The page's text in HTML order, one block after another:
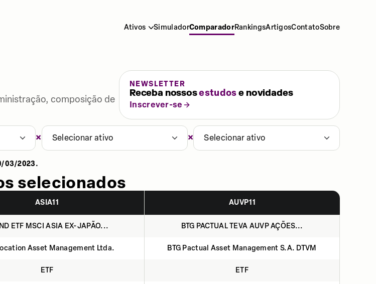
Ativos SimuladorComparadorRankingsArtigosContatoSobre
composição de
NEWSLETTER
Receba nossosestudose novidades
Inscrever-se
× Selecionar ativo × Selecionar ativo
03/2023.
selecionados
ASIA11 AUVP11
ETF MSCI ASIA EX-JAPÃO... BTG PACTUAL TEVA AUVP AÇÕES...
Asset Management Ltda. BTG Pactual Asset Management S.A. DTVM
ETF ETF